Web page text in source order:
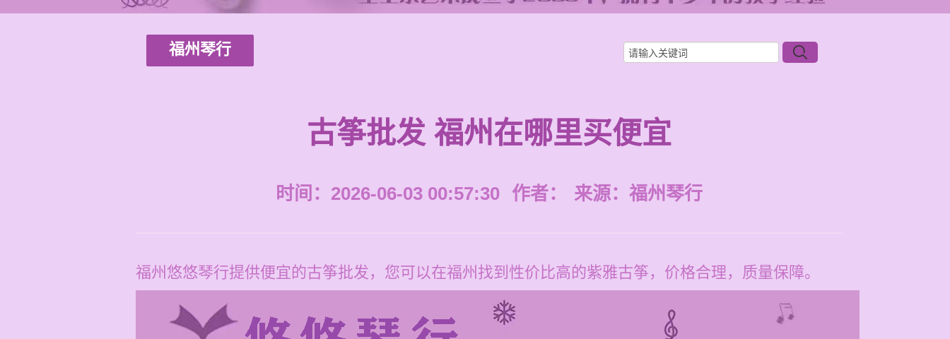
福州琴行
古筝批发 福州在哪里买便宜
时间：2026-06-03 00:57:30 作者： 来源： 福州琴行
福州悠悠琴行提供便宜的古筝批发，您可以在福州找到性价比高的紫雅古筝，价格合理，质量保障。